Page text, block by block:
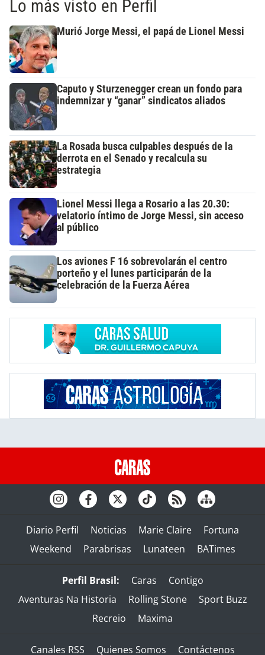
Lo más visto en Perfil
Murió Jorge Messi, el papá de Lionel Messi
Caputo y Sturzenegger crean un fondo para
indemnizar y “ganar” sindicatos aliados
La Rosada busca culpables después de la
derrota en el Senado y recalcula su
estrategia
Lionel Messi llega a Rosario a las 20.30:
velatorio íntimo de Jorge Messi, sin acceso
al público
Los aviones F 16 sobrevolarán el centro
porteño y el lunes participarán de la
celebración de la Fuerza Aérea
Diario Perfil Noticias Marie Claire
Fortuna
Weekend
Parabrisas Lunateen BATimes
Perfil Brasil: Caras
Contigo
Aventuras Na Historia
Rolling Stone
Sport Buzz
Recreio
Maxima
Canales RSS Quienes Somos Contáctenos